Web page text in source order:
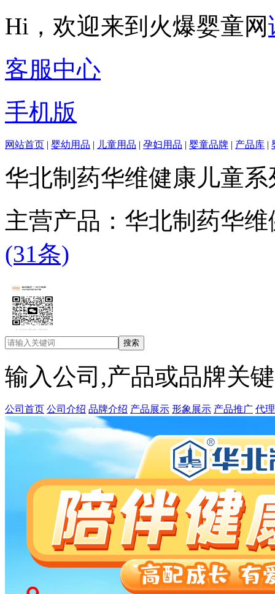
Hi，欢迎来到火爆婴童网
客服中心
手机版
网站首页 | 婴幼用品 | 儿童用品 | 孕妇用品 | 婴童品牌 | 产品库 |
华北制药华维健康儿童系
主营产品：华北制药华
(31条)
输入公司,产品或品牌关
公司首页 公司介绍 品牌介绍 产品展示 形象展示 产品推广 代